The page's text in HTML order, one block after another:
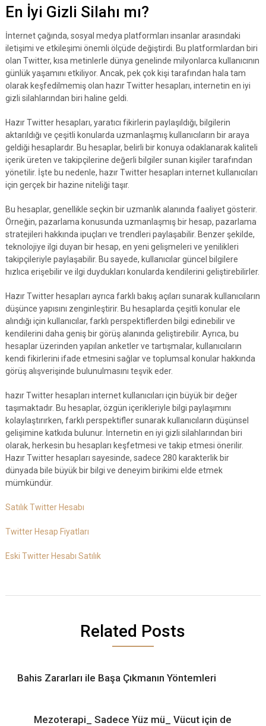
En İyi Gizli Silahı mı?
İnternet çağında, sosyal medya platformları insanlar arasındaki
iletişimi ve etkileşimi önemli ölçüde değiştirdi. Bu platformlardan biri
olan Twitter, kısa metinlerle dünya genelinde milyonlarca kullanıcının
günlük yaşamını etkiliyor. Ancak, pek çok kişi tarafından hala tam
olarak keşfedilmemiş olan hazır Twitter hesapları, internetin en iyi
gizli silahlarından biri haline geldi.
Hazır Twitter hesapları, yaratıcı fikirlerin paylaşıldığı, bilgilerin
aktarıldığı ve çeşitli konularda uzmanlaşmış kullanıcıların bir araya
geldiği hesaplardır. Bu hesaplar, belirli bir konuya odaklanarak kaliteli
içerik üreten ve takipçilerine değerli bilgiler sunan kişiler tarafından
yönetilir. İşte bu nedenle, hazır Twitter hesapları internet kullanıcıları
için gerçek bir hazine niteliği taşır.
Bu hesaplar, genellikle seçkin bir uzmanlık alanında faaliyet gösterir.
Örneğin, pazarlama konusunda uzmanlaşmış bir hesap, pazarlama
stratejileri hakkında ipuçları ve trendleri paylaşabilir. Benzer şekilde,
teknolojiye ilgi duyan bir hesap, en yeni gelişmeleri ve yenilikleri
takipçileriyle paylaşabilir. Bu sayede, kullanıcılar güncel bilgilere
hızlıca erişebilir ve ilgi duydukları konularda kendilerini geliştirebilirler.
Hazır Twitter hesapları ayrıca farklı bakış açıları sunarak kullanıcıların
düşünce yapısını zenginleştirir. Bu hesaplarda çeşitli konular ele
alındığı için kullanıcılar, farklı perspektiflerden bilgi edinebilir ve
kendilerini daha geniş bir görüş alanında geliştirebilir. Ayrıca, bu
hesaplar üzerinden yapılan anketler ve tartışmalar, kullanıcıların
kendi fikirlerini ifade etmesini sağlar ve toplumsal konular hakkında
görüş alışverişinde bulunulmasını teşvik eder.
hazır Twitter hesapları internet kullanıcıları için büyük bir değer
taşımaktadır. Bu hesaplar, özgün içerikleriyle bilgi paylaşımını
kolaylaştırırken, farklı perspektifler sunarak kullanıcıların düşünsel
gelişimine katkıda bulunur. İnternetin en iyi gizli silahlarından biri
olarak, herkesin bu hesapları keşfetmesi ve takip etmesi önerilir.
Hazır Twitter hesapları sayesinde, sadece 280 karakterlik bir
dünyada bile büyük bir bilgi ve deneyim birikimi elde etmek
mümkündür.
Satılık Twitter Hesabı
Twitter Hesap Fiyatları
Eski Twitter Hesabı Satılık
Related Posts
Bahis Zararları ile Başa Çıkmanın Yöntemleri
Mezoterapi_ Sadece Yüz mü_ Vücut için de